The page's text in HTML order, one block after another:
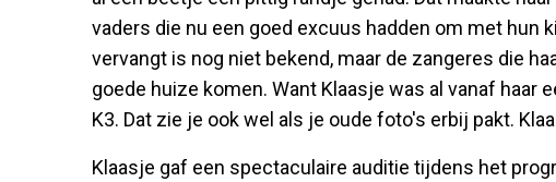
vaders die nu een goed excuus hadden om met hun
vervangt is nog niet bekend, maar de zangeres die
goede huize komen. Want Klaasje was al vanaf haar
K3. Dat zie je ook wel als je oude foto's erbij pakt.
Klaasje gaf een spectaculaire auditie tijdens het